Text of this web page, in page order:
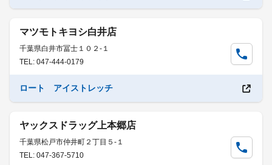
マツモトキヨシ白井店
千葉県白井市冨士１０２-１
TEL: 047-444-0179
ロート アイストレッチ
ヤックスドラッグ上本郷店
千葉県松戸市仲井町２丁目５-１
TEL: 047-367-5710